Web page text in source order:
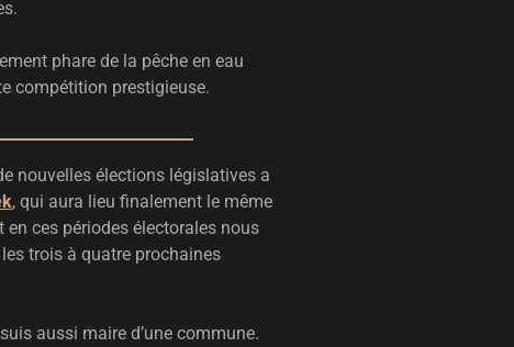
phare de la pêche en eau
compétition prestigieuse.
nouvelles élections législatives a
, qui aura lieu finalement le même
ces périodes électorales nous
trois à quatre prochaines
aussi maire d’une commune.